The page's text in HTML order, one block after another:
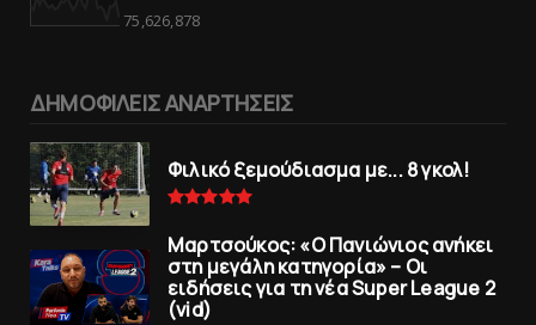
75,626,878
ΔΗΜΟΦΙΛΕΙΣ ΑΝΑΡΤΗΣΕΙΣ
Φιλικό ξεμούδιασμα με... 8 γκολ!
Μαρτσούκος: «Ο Πανιώνιος ανήκει
στη μεγάλη κατηγορία» – Οι
ειδήσεις για τη νέα Super League 2
(vid)